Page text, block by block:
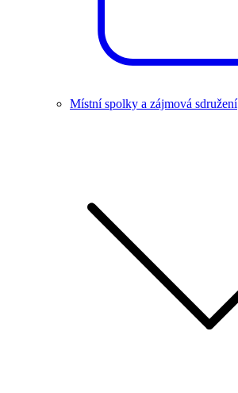
Místní spolky a zájmová sdružení